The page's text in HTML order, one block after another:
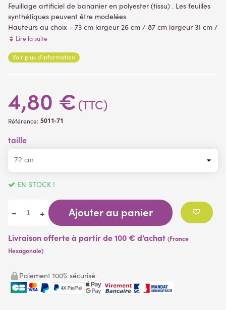
Feuillage artificiel de bananier en polyester (tissu) . Les feuilles
synthétiques peuvent être modelées
Hauteurs au choix - 73 cm largeur 26 cm / 87 cm largeur 31 cm /
114 cm largeur 39 cm
Lire la suite
Voir plus d'information
4,80 € (TTC)
Référence: 5011-71
taille
EN STOCK !
- + Ajouter au panier
Livraison offerte à partir de 100 € d’achat (France
Hexagonale)
Paiement 100% sécurisé